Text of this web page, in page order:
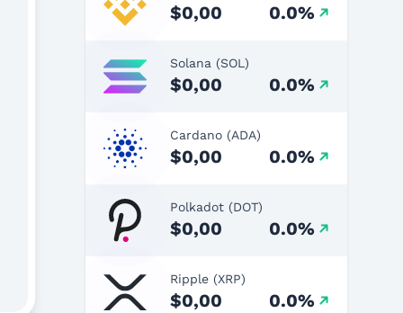
$0,00 0.0%
Solana (SOL)
$0,00 0.0%
Cardano (ADA)
$0,00 0.0%
Polkadot (DOT)
$0,00 0.0%
Ripple (XRP)
$0,00 0.0%